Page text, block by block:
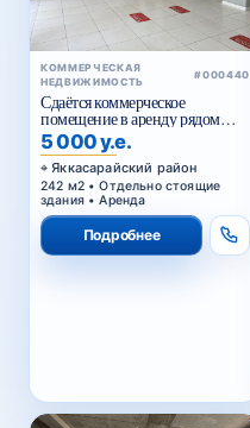
КОММЕРЧЕСКАЯ
НЕДВИЖИМОСТЬ
#000440
Сдаётся коммерческое
помещение в аренду рядом
Голубые купола
5 000 у.е.
Яккасарайский район
242 м2 • Отдельно стоящие
здания • Аренда
Подробнее